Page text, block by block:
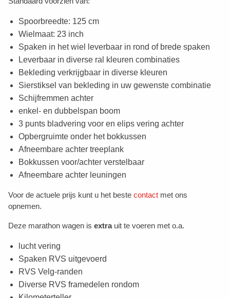
Spoorbreedte: 125 cm
Wielmaat: 23 inch
Spaken in het wiel leverbaar in rond of brede spaken
Leverbaar in diverse ral kleuren combinaties
Bekleding verkrijgbaar in diverse kleuren
Sierstiksel van bekleding in uw gewenste combinatie
Schijfremmen achter
enkel- en dubbelspan boom
3 punts bladvering voor en elips vering achter
Opbergruimte onder het bokkussen
Afneembare achter treeplank
Bokkussen voor/achter verstelbaar
Afneembare achter leuningen
Voor de actuele prijs kunt u het beste contact met ons
opnemen.
Deze marathon wagen is extrauit te voeren met o.a.
lucht vering
Spaken RVS uitgevoerd
RVS Velg-randen
Diverse RVS framedelen rondom